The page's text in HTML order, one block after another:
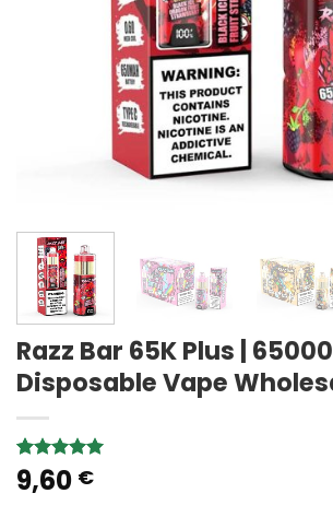
Razz Bar 65K Plus |
Disposable Vape
Rated5.00
out of 5
1
9,60 €